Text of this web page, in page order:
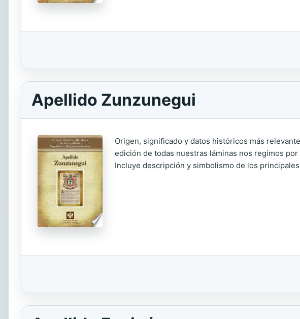
Apellido Zunzunegui
Origen, significado y datos históricos más
edición de todas nuestras láminas nos regimos
Incluye descripción y simbolismo de los